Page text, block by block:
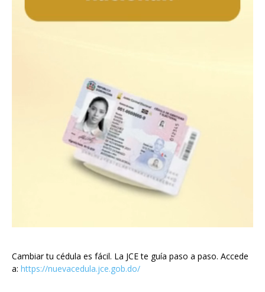
Cambiar tu cédula es fácil. La JCE te guía paso a paso. Accede
a: https://nuevacedula.jce.gob.do/